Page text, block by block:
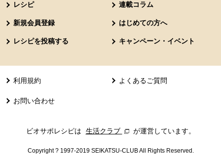
レシピ 連載コラム
新規会員登録 はじめての方へ
レシピを投稿する キャンペーン・イベント
利用規約 よくあるご質問
お問い合わせ
ビオサポレシピは 生活クラブ 別のウィンドウで開きます。
が運営しています。
Copyright ? 1997-2019 SEIKATSU-CLUB All Rights Reserved.